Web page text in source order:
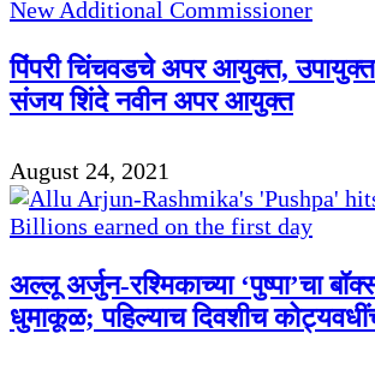
पिंपरी चिंचवडचे अपर आयुक्त,
संजय शिंदे नवीन अपर आयुक्त
August 24, 2021
अल्लू अर्जुन-रश्मिकाच्या ‘पुष्पा’चा
धुमाकूळ; पहिल्याच दिवशीच